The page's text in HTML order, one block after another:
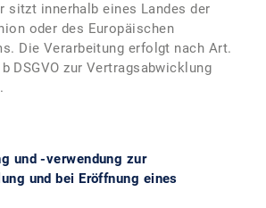
sitzt innerhalb eines Landes der
oder des Europäischen
Die Verarbeitung erfolgt nach Art.
DSGVO zur Vertragsabwicklung
und -verwendung zur
und bei Eröffnung eines